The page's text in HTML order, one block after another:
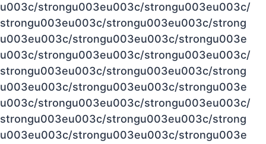
u003c/strongu003eu003c/strongu003eu003c/
strongu003eu003c/strongu003eu003c/strong
u003eu003c/strongu003eu003c/strongu003e
u003c/strongu003eu003c/strongu003eu003c/
strongu003eu003c/strongu003eu003c/strong
u003eu003c/strongu003eu003c/strongu003e
u003c/strongu003eu003c/strongu003eu003c/
strongu003eu003c/strongu003eu003c/strong
u003eu003c/strongu003eu003c/strongu003e